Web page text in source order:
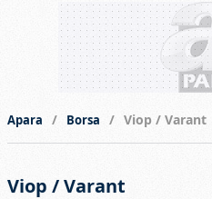
Apara Borsa Viop / Varant
Viop / Varant